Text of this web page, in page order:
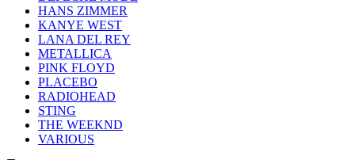
HANS ZIMMER
KANYE WEST
LANA DEL REY
METALLICA
PINK FLOYD
PLACEBO
RADIOHEAD
STING
THE WEEKND
VARIOUS